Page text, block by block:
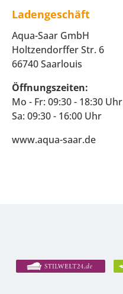
Ladengeschäft
Aqua-Saar GmbH
Holtzendorffer Str. 6
66740 Saarlouis
Öffnungszeiten:
Mo - Fr: 09:30 - 18:30 Uhr
Sa: 09:30 - 16:00 Uhr
www.aqua-saar.de